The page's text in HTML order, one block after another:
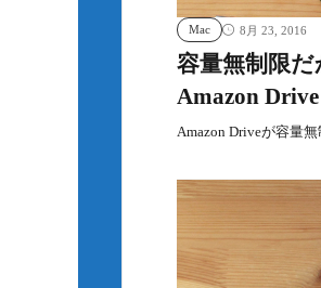
Mac 8月 23, 2016
容量無制限
Amazon Drive
Amazon Driveが容量